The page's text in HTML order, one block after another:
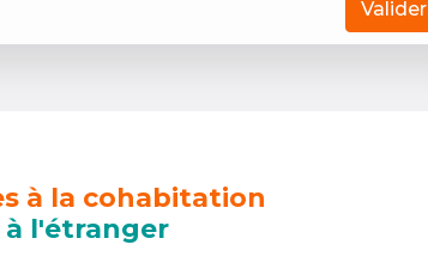
Valider
à la cohabitation
à l'étranger